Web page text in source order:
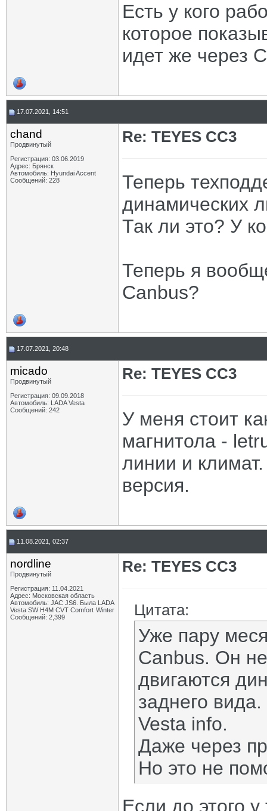
Есть у кого
которое
идет же через
17.07.2021, 14:51
chand
Продвинутый
Регистрация: 03.06.2019
Адрес: Брянск
Автомобиль: Hyundai Accent
Сообщений: 228
Re: TEYES CC3
Теперь
динамических
Так ли это? У
Теперь я
Canbus?
17.07.2021, 20:48
micado
Продвинутый
Регистрация: 09.09.2018
Автомобиль: LADA Vesta
Сообщений: 242
Re: TEYES CC3
У меня стоит
магнитола -
линии и
версия.
11.08.2021, 02:37
nordline
Продвинутый
Регистрация: 11.04.2021
Адрес: Московская область
Автомобиль: JAC JS6. Была LADA
Vesta SW H4M CVT Comfort Winter
Сообщений: 2,399
Re: TEYES CC3
Цитата:
Уже пару
Canbus. Он
двигаются
заднего
Vesta info.
Даже через
Но это не
Если до этого